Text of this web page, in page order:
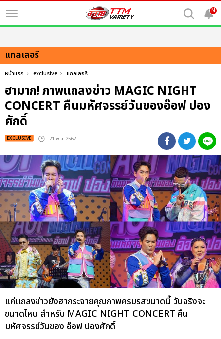
N
แกลเลอรี
หน้าแรก exclusive แกลเลอรี
ฮามาก! ภาพแถลงข่าว MAGIC NIGHT
CONCERT คืนมหัศจรรย์วันของอ๊อฟ ปอง
ศักดิ์
EXCLUSIVE : 21 พ.ย. 2562
แค่แถลงข่าวยังฮากระจายคุณภาพครบรสขนาดนี้ วันจริงจะ
ขนาดไหน สำหรับ MAGIC NIGHT CONCERT คืน
มหัศจรรย์วันของ อ๊อฟ ปองศักดิ์